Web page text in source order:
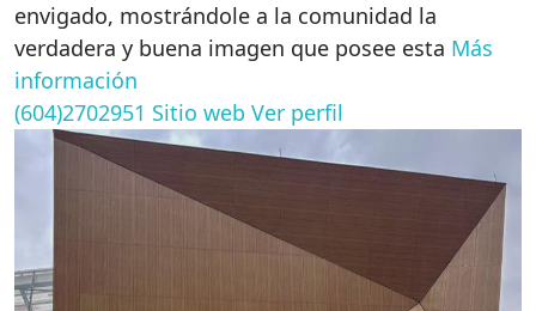
envigado, mostrándole a la comunidad la
verdadera y buena imagen que posee esta Más
información
(604)2702951 Sitio web Ver perfil